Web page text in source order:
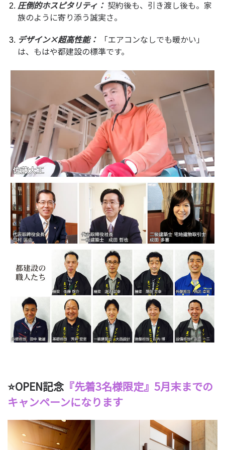
圧倒的ホスピタリティ： 契約後も、引き渡し後も。家
族のように寄り添う誠実さ。
デザイン×超高性能：
「エアコンなしでも暖かい」
は、もはや都建設の標準です。
⭐OPEN記念『先着3名様限定』5月末までの
キャンペーンになります